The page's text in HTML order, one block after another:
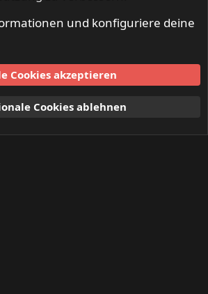
und konfiguriere deine
Cookies akzeptieren
Cookies ablehnen